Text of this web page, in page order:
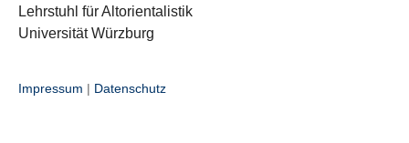
Lehrstuhl für Altorientalistik
Universität Würzburg
Impressum | Datenschutz